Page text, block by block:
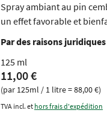
Spray ambiant au pin
un effet favorable et
Par des raisons
125 ml
11,00 €
(par 125ml / 1 litre = 88,00 €)
TVA incl. et hors frais d'expédition